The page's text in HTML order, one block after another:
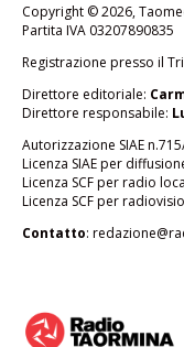
Copyright © 2026,
Partita IVA 03207890835
Registrazione presso il
Direttore editoriale:
Direttore responsabile:
Autorizzazione SIAE
Licenza SIAE per
Licenza SCF per radio
Licenza SCF per
Contatto: